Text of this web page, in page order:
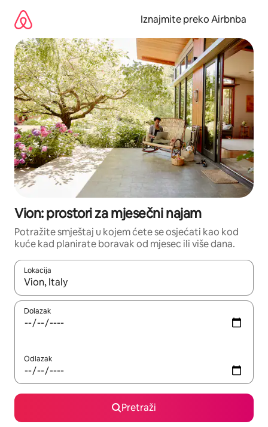
sadržaj
Iznajmite preko Airbnba
Vion: prostori za mjesečni najam
Potražite smještaj u kojem ćete se osjećati kao kod
kuće kad planirate boravak od mjesec ili više dana.
Lokacija
Kada budu dostupni rezultati, moći ćete ih pregledati
Dolazak
Odlazak
Pretraži